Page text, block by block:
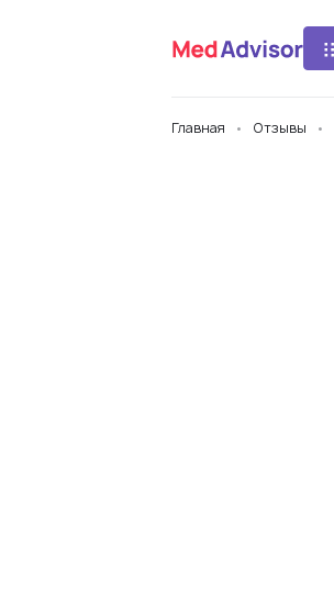
Главная Отзывы